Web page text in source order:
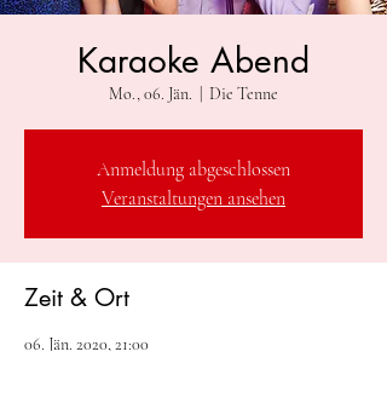
Karaoke Abend
Mo., 06. Jän. Die Tenne
Anmeldung abgeschlossen
Veranstaltungen ansehen
Zeit & Ort
06. Jän. 2020, 21:00